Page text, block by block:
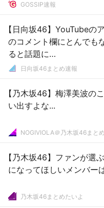
GOSSIP速報
【日向坂46】YouTubeの
のコメント欄にとんでも
ると話題に…
日向坂46まとめ速報
【乃木坂46】梅澤美波の
い出すよな...
NOGIVIOLA＠乃木坂46まとめ
【乃木坂46】ファンが選
になってほしいメンバー
乃木坂46まとめたいよ